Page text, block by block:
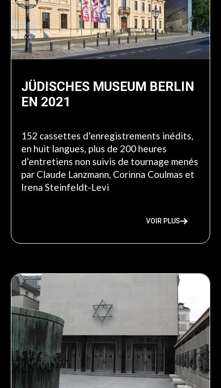
JÜDISCHES MUSEUM BERLIN
EN 2021
152 cassettes d’enregistrements inédits,
en huit langues, plus de 200 heures
d’entretiens non suivis de tournage menés
par Claude Lanzmann, Corinna Coulmas et
Irena Steinfeldt-Levi
VOIR PLUS